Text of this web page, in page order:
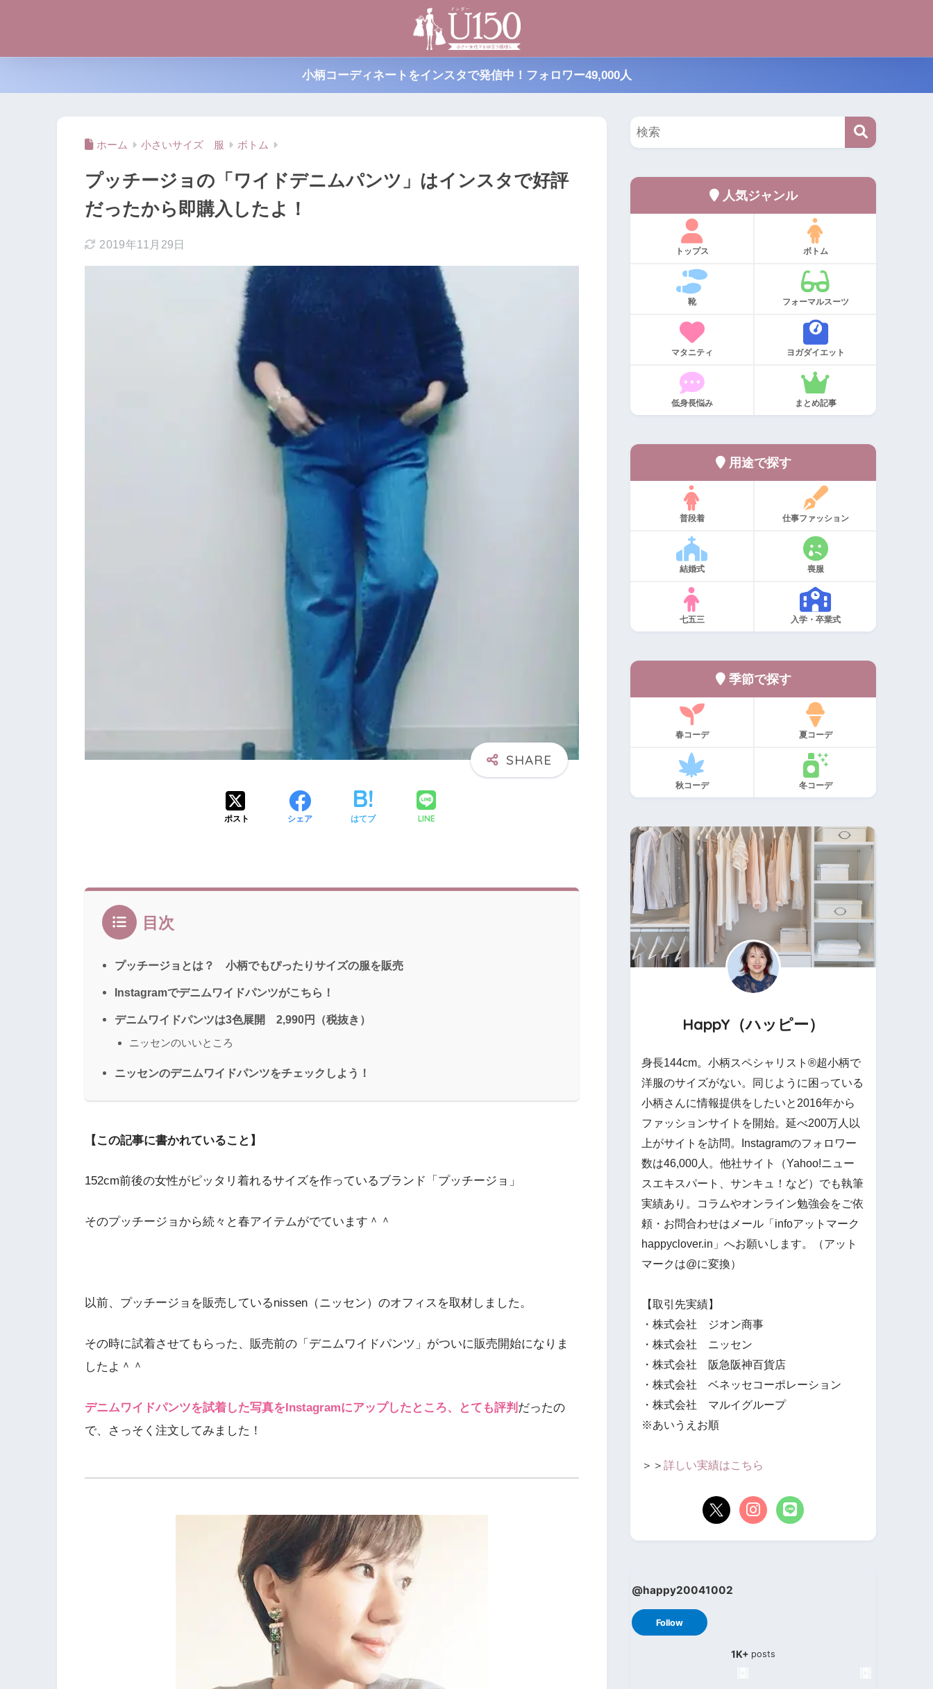
小柄コーディネートをインスタで発信中！フォロワー49,000人
ホーム 小さいサイズ 服 ボトム
プッチージョの「ワイドデニムパンツ」はインスタで好評
だったから即購入したよ！
2019年11月29日
ポスト シェア はてブ LINE
目次
プッチージョとは？ 小柄でもぴったりサイズの服を販売
Instagramでデニムワイドパンツがこちら！
デニムワイドパンツは3色展開 2,990円（税抜き）
ニッセンのいいところ
ニッセンのデニムワイドパンツをチェックしよう！
【この記事に書かれていること】
152cm前後の女性がピッタリ着れるサイズを作っているブランド「プッチージョ」
そのプッチージョから続々と春アイテムがでています＾＾
以前、プッチージョを販売しているnissen（ニッセン）のオフィスを取材しました。
その時に試着させてもらった、販売前の「デニムワイドパンツ」がついに販売開始になりま
したよ＾＾
デニムワイドパンツを試着した写真をInstagramにアップしたところ、とても評判 だったの
で、さっそく注文してみました！
人気ジャンル
トップス ボトム
靴 フォーマルスーツ
マタニティ ヨガダイエット
低身長悩み まとめ記事
用途で探す
普段着 仕事ファッション
結婚式 喪服
七五三 入学・卒業式
季節で探す
春コーデ 夏コーデ
秋コーデ 冬コーデ
HappY（ハッピー）
身長144cm。小柄スペシャリスト®︎超小柄で
洋服のサイズがない。同じように困っている
小柄さんに情報提供をしたいと2016年から
ファッションサイトを開始。延べ200万人以
上がサイトを訪問。Instagramのフォロワー
数は46,000人。他社サイト（Yahoo!ニュー
スエキスパート、サンキュ！など）でも執筆
実績あり。コラムやオンライン勉強会をご依
頼・お問合わせはメール「infoアットマーク
happyclover.in」へお願いします。（アット
マークは@に変換）
【取引先実績】
・株式会社 ジオン商事
・株式会社 ニッセン
・株式会社 阪急阪神百貨店
・株式会社 ベネッセコーポレーション
・株式会社 マルイグループ
※あいうえお順
＞＞ 詳しい実績はこちら